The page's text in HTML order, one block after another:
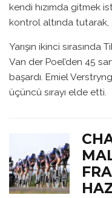
kendi hızımda gitmek
kontrol altında tutarak,
Yarışın ikinci sırasında
Van der Poel’den 45
başardı. Emiel
üçüncü sırayı elde etti.